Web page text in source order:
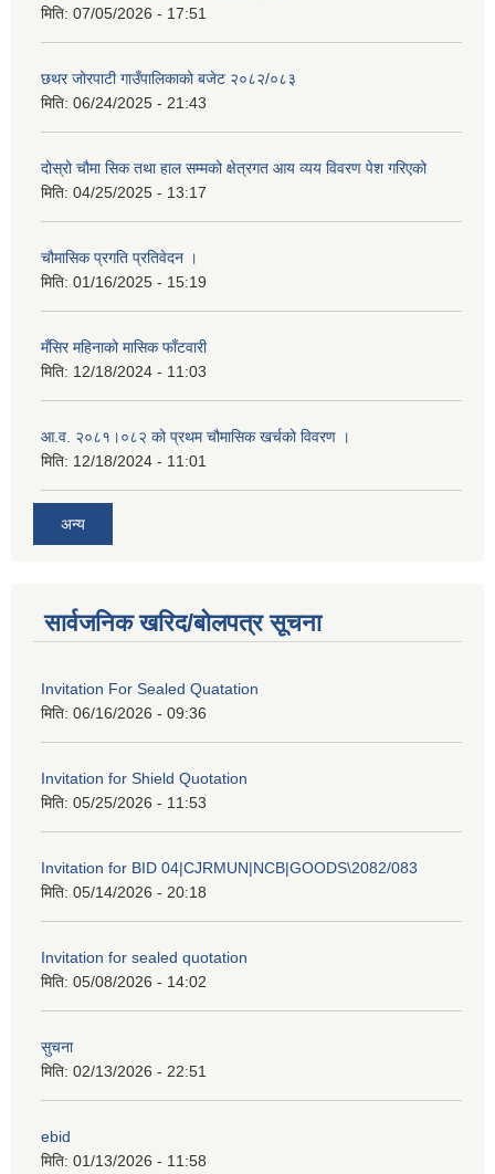
मिति: 07/05/2026 - 17:51
छथर जोरपाटी गाउँपालिकाको बजेट २०८२/०८३
मिति: 06/24/2025 - 21:43
दोस्रो चौमा सिक तथा हाल सम्मको क्षेत्रगत आय व्यय विवरण पेश गरिएको
मिति: 04/25/2025 - 13:17
चौमासिक प्रगति प्रतिवेदन ।
मिति: 01/16/2025 - 15:19
मँसिर महिनाको मासिक फाँटवारी
मिति: 12/18/2024 - 11:03
आ.व. २०८१।०८२ को प्रथम चौमासिक खर्चको विवरण ।
मिति: 12/18/2024 - 11:01
अन्य
सार्वजनिक खरिद/बोलपत्र सूचना
Invitation For Sealed Quatation
मिति: 06/16/2026 - 09:36
Invitation for Shield Quotation
मिति: 05/25/2026 - 11:53
Invitation for BID 04|CJRMUN|NCB|GOODS\2082/083
मिति: 05/14/2026 - 20:18
Invitation for sealed quotation
मिति: 05/08/2026 - 14:02
सुचना
मिति: 02/13/2026 - 22:51
ebid
मिति: 01/13/2026 - 11:58